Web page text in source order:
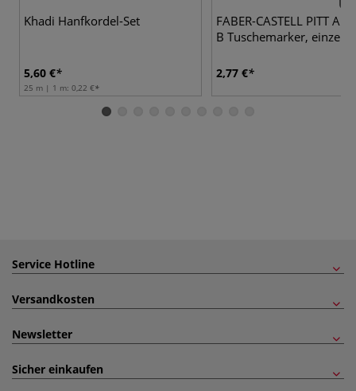
Khadi Hanfkordel-Set
5,60 €
25 m | 1 m: 0,22 €
FABER-CASTELL PITT
B Tuschemarker, einzeln
2,77 €
Service Hotline
Versandkosten
Newsletter
Sicher einkaufen